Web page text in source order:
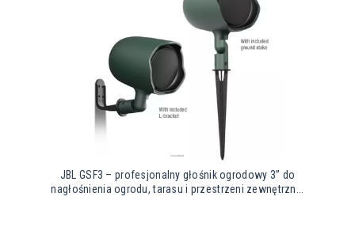
JBL GSF3 – profesjonalny głośnik ogrodowy 3” do
nagłośnienia ogrodu, tarasu i przestrzeni zewnętrzn...